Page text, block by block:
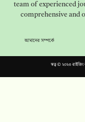
team of experienced
comprehensive and
আমাদের সম্পর্কে
স্বত্ব © ২০২৩